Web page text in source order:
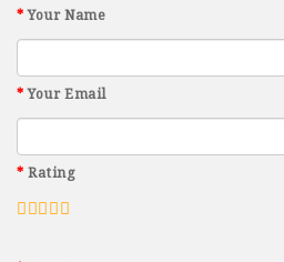
Your Name
Your Email
Rating